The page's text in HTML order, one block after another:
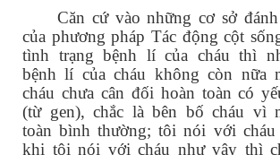
Căn cứ vào những cơ sở đánh
của phương pháp Tác động cột
tình trạng bệnh lí của cháu thì
bệnh lí của cháu không còn nữa
cháu chưa cân đối hoàn toàn có
(từ gen), chắc là bên bố cháu vì
toàn bình thường; tôi nói với cháu
khi tôi nói với cháu như vậy thì